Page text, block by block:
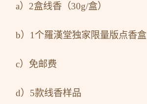
a）2盒线香（30g/盒）
b）1个羅漢堂独家限量版点香盒
c）免邮费
d）5款线香样品